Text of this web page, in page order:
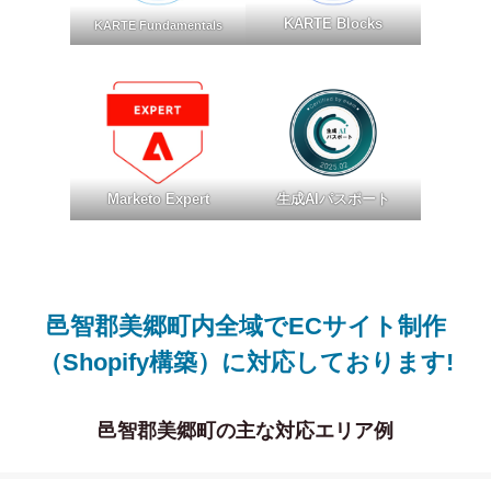
KARTE Fundamentals KARTE Blocks
Marketo Expert 生成AIパスポート
邑智郡美郷町内全域でECサイト制作
（Shopify構築）に対応しております!
邑智郡美郷町の主な対応エリア例